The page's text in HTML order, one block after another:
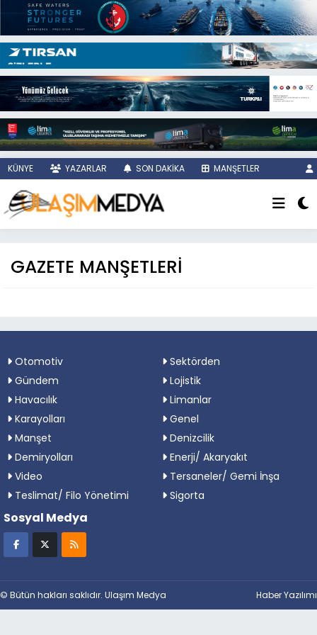
KÜNYE YAZARLAR SON DAKİKA MANŞETLER
GAZETE MANŞETLERİ
Otomotiv
Sektörden
Gündem
Lojistik
Havacılık
Limanlar
Karayolları
Genel
Manşet
Denizcilik
Demiryolları
Enerji/ Akaryakıt
Video
Tersaneler/ Gemi İnşa
Teslimat/ Filo Yönetimi
Sigorta
Sosyal Medya
© Bütün hakları saklıdır. Ulaşım Medya Haber Yazılımı